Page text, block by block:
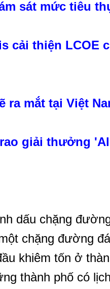
sát mức tiêu
cải thiện LCOE
ra mắt tại Việt
giải thưởng
dấu chặng
chặng đường
khiêm tốn ở
thành phố có